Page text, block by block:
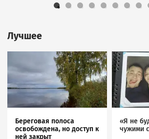
Лучшее
Береговая полоса
освобождена, но доступ к
ней закрыт
Image
«Я не
чужими